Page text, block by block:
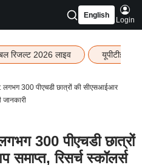
English
Login
रिजल्ट 2026 लाइव यूपीटीईटी
300 पीएचडी छात्रों की सीएसआईआर
जानकारी
300 पीएचडी छात्रों
रिसर्च स्कॉलर्स